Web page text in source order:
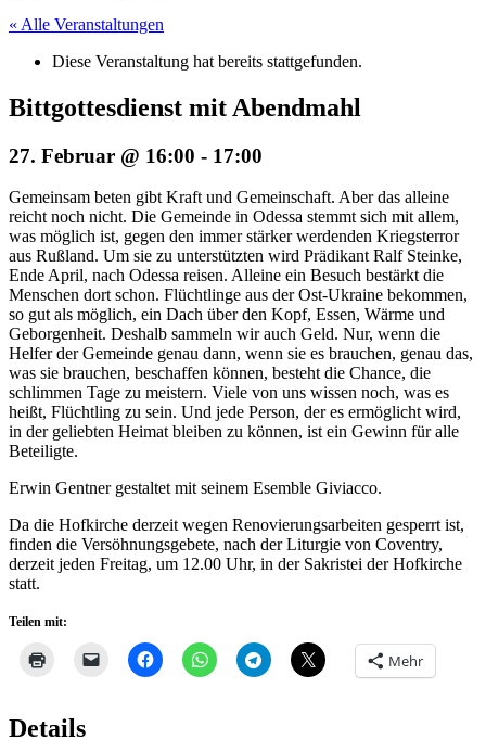
« Alle Veranstaltungen
Diese Veranstaltung hat bereits stattgefunden.
Bittgottesdienst mit Abendmahl
27. Februar @ 16:00 - 17:00
Gemeinsam beten gibt Kraft und Gemeinschaft. Aber das alleine
reicht noch nicht. Die Gemeinde in Odessa stemmt sich mit allem,
was möglich ist, gegen den immer stärker werdenden Kriegsterror
aus Rußland. Um sie zu unterstützten wird Prädikant Ralf Steinke,
Ende April, nach Odessa reisen. Alleine ein Besuch bestärkt die
Menschen dort schon. Flüchtlinge aus der Ost-Ukraine bekommen,
so gut als möglich, ein Dach über den Kopf, Essen, Wärme und
Geborgenheit. Deshalb sammeln wir auch Geld. Nur, wenn die
Helfer der Gemeinde genau dann, wenn sie es brauchen, genau das,
was sie brauchen, beschaffen können, besteht die Chance, die
schlimmen Tage zu meistern. Viele von uns wissen noch, was es
heißt, Flüchtling zu sein. Und jede Person, der es ermöglicht wird,
in der geliebten Heimat bleiben zu können, ist ein Gewinn für alle
Beteiligte.
Erwin Gentner gestaltet mit seinem Esemble Giviacco.
Da die Hofkirche derzeit wegen Renovierungsarbeiten gesperrt ist,
finden die Versöhnungsgebete, nach der Liturgie von Coventry,
derzeit jeden Freitag, um 12.00 Uhr, in der Sakristei der Hofkirche
statt.
Teilen mit:
Mehr
Details